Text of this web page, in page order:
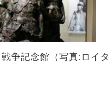
争記念館（写真:ロイタ